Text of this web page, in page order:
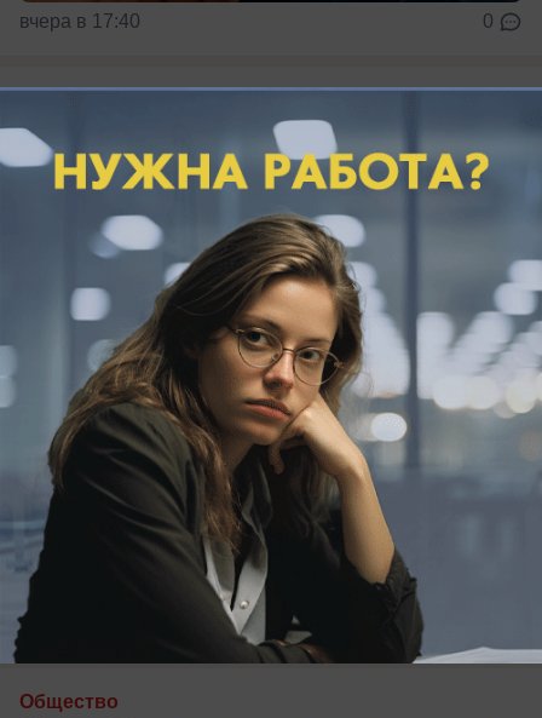
вчера в 17:40 0
«Вопрос жизни и смерти»: жители
Мысхако продолжают бороться со
скандальным домом на Сливина
вчера в 17:00
Общество